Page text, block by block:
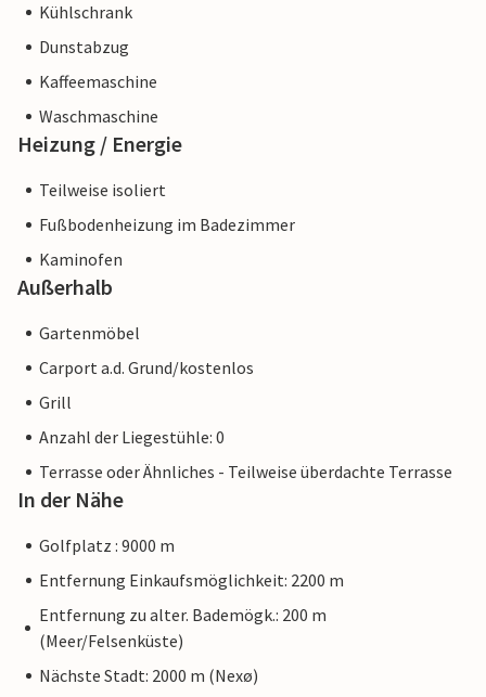
Kühlschrank
Dunstabzug
Kaffeemaschine
Waschmaschine
Heizung / Energie
Teilweise isoliert
Fußbodenheizung im Badezimmer
Kaminofen
Außerhalb
Gartenmöbel
Carport a.d. Grund/kostenlos
Grill
Anzahl der Liegestühle: 0
Terrasse oder Ähnliches - Teilweise überdachte Terrasse
In der Nähe
Golfplatz : 9000 m
Entfernung Einkaufsmöglichkeit: 2200 m
Entfernung zu alter. Bademögk.: 200 m
(Meer/Felsenküste)
Nächste Stadt: 2000 m (Nexø)